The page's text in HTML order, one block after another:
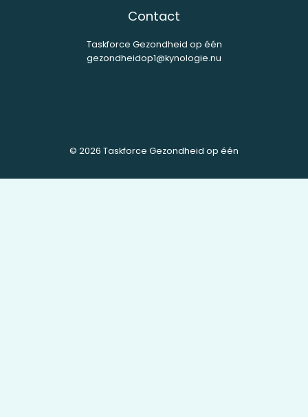
Contact
Taskforce Gezondheid op één
gezondheidop1@kynologie.nu
© 2026 Taskforce Gezondheid op één